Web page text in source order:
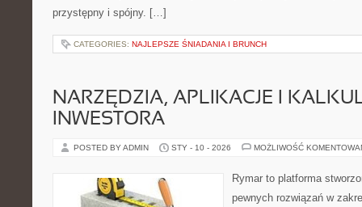
przystępny i spójny. […]
CATEGORIES: NAJLEPSZE ŚNIADANIA I BRUNCH
NARZĘDZIA, APLIKACJE I
INWESTORA
POSTED BY ADMIN STY - 10 - 2026 MOŻLIWOŚĆ
Rymar to platforma
pewnych rozwiązań w